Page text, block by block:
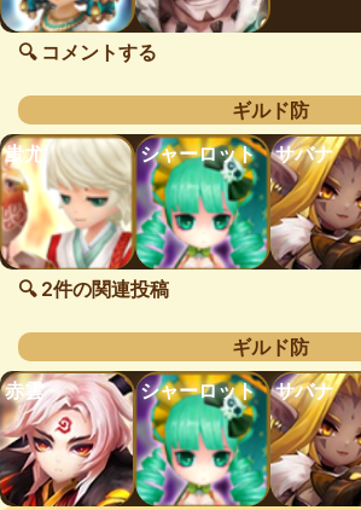
🔍 コメントする
ギルド防
蚩尤
シャーロット サバナ
🔍 2件の関連投稿
ギルド防
赤雲
シャーロット サバナ